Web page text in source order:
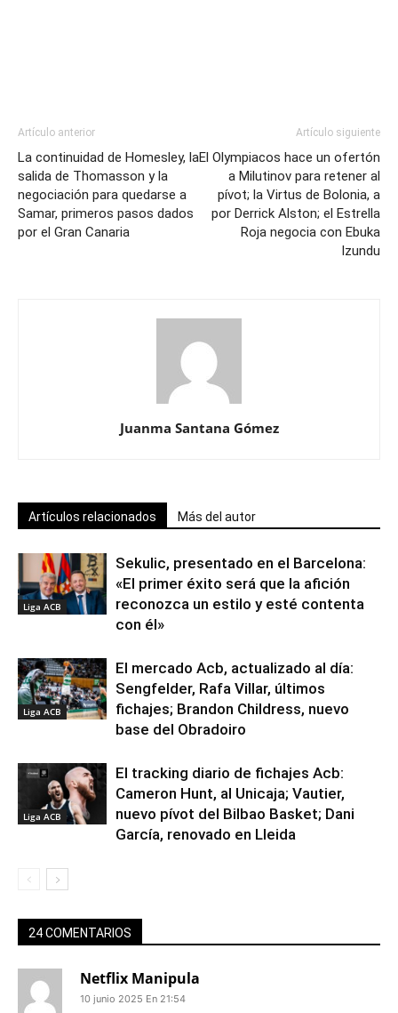
Artículo anterior
La continuidad de Homesley, la
salida de Thomasson y la
negociación para quedarse a
Samar, primeros pasos dados
por el Gran Canaria
Artículo siguiente
El Olympiacos hace un ofertón
a Milutinov para retener al
pívot; la Virtus de Bolonia, a
por Derrick Alston; el Estrella
Roja negocia con Ebuka
Izundu
Juanma Santana Gómez
Artículos relacionados Más del autor
Liga ACB
Sekulic, presentado en el Barcelona:
«El primer éxito será que la afición
reconozca un estilo y esté contenta
con él»
Liga ACB
El mercado Acb, actualizado al día:
Sengfelder, Rafa Villar, últimos
fichajes; Brandon Childress, nuevo
base del Obradoiro
Liga ACB
El tracking diario de fichajes Acb:
Cameron Hunt, al Unicaja; Vautier,
nuevo pívot del Bilbao Basket; Dani
García, renovado en Lleida
24 COMENTARIOS
Netflix Manipula
10 junio 2025 En 21:54